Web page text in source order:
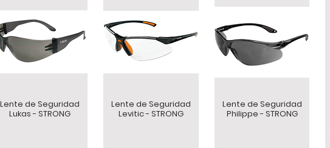
Lente de Seguridad
Lukas - STRONG
Lente de Seguridad
Levitic - STRONG
Lente de Seguridad
Philippe - STRONG